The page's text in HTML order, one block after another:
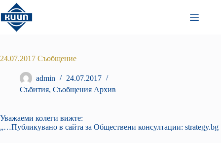
Преминаване
към
съдържанието
24.07.2017 Съобщение
admin
24.07.2017
Събития, Съобщения Архив
Уважаеми колеги вижте:
„…Публикувано в сайта за Обществени консултации: strategy.bg